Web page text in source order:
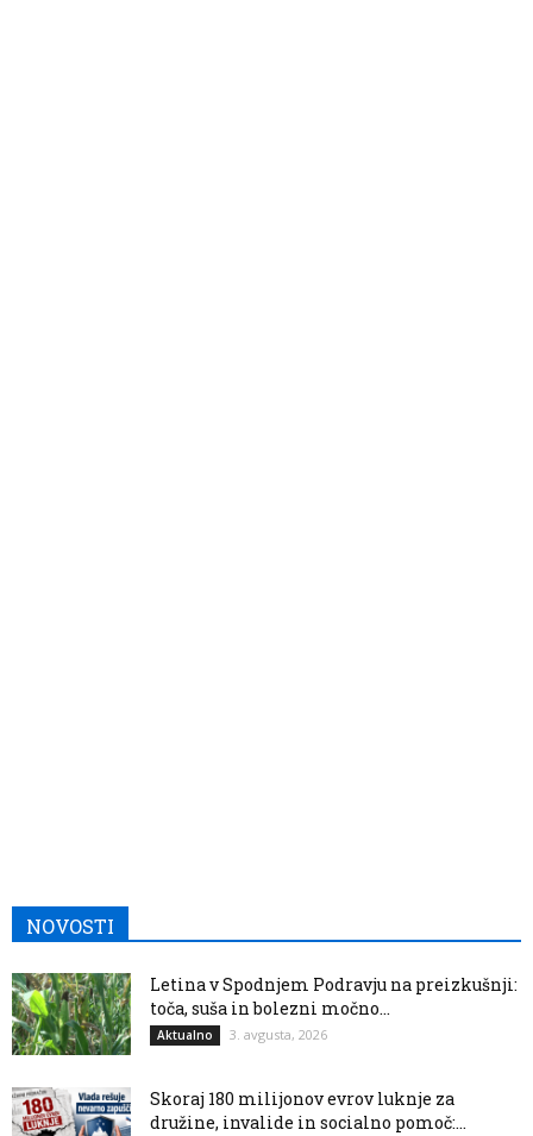
NOVOSTI
Letina v Spodnjem Podravju na preizkušnji:
toča, suša in bolezni močno...
Aktualno 3. avgusta, 2026
Skoraj 180 milijonov evrov luknje za
družine, invalide in socialno pomoč:...